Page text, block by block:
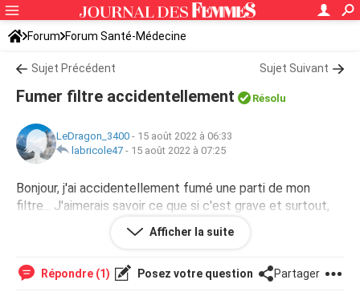
Forum Forum Santé-Médecine
Symptômes et maladies courantes
Sujet Précédent Sujet Suivant
Fumer filtre accidentellement Résolu
LeDragon_3400 - 15 août 2022 à 06:33
labricole47 - 15 août 2022 à 07:25
Bonjour, j'ai accidentellement fumé une parti de mon
filtre... J'aimerais savoir ce que si c'est grave et surtout,
Afficher la suite
Répondre (1) Posez votre question Partager